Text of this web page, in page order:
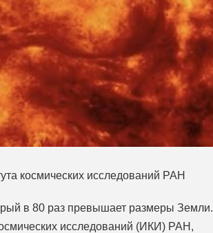
космических исследований РАН
в 80 раз превышает размеры Земли.
исследований (ИКИ) РАН,